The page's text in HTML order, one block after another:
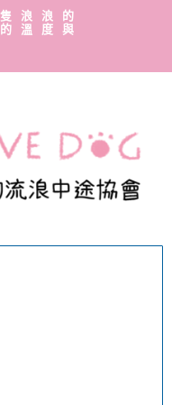
浪浪的
溫度與